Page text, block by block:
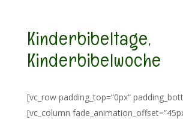
Kinderbibeltage,
Kinderbibelwoche
[vc_row padding_top=“0px“
[vc_column